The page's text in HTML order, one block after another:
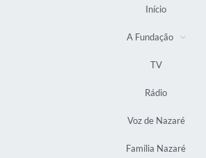
Início
A Fundação
TV
Rádio
Voz de Nazaré
Família Nazaré